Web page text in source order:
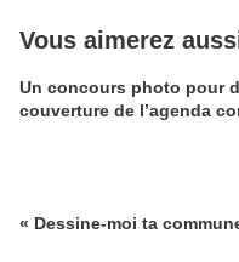
Vous aimerez
Un concours photo pour
couverture de l’agenda
« Dessine-moi ta